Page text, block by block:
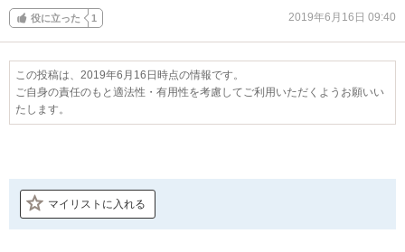
役に立った 1 2019年6月16日 09:40
この投稿は、2019年6月16日時点の情報です。
ご自身の責任のもと適法性・有用性を考慮してご利用いただくようお願いい
たします。
マイリストに入れる